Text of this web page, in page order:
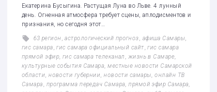
Екатерина Бусыгина. Растущая Луна во Льве. 4 лунный
день. Огненная атмосфера требует сцены, аплодисментов и
признания, но сегодня этот…
63 регион ,астрологический прогноз, афиша Самары,
гис самара,гис самара официальный сайт,гис самара
прямой эфир, гис самара телеканал , жизнь в Самаре,
культурные события Самара,местные новости Самарской
области,новости губернии,новости самары,онлайн ТВ
Самара, программа передач Самара,прямой эфир Самара,